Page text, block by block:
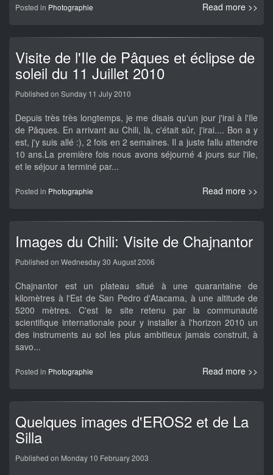
Read more >>
Posted in Photographie
Visite de l'Ile de Pâques et éclipse de
soleil du 11 Juillet 2010
Published on Sunday 11 July 2010
Depuis très très longtemps, je me disais qu'un jour j'irai à l'Ile
de Pâques. En arrivant au Chili, là, c'était sûr, j'irai.... Bon a y
est, j'y suis allé :), 2 fois en 2 semaines. Il a juste fallu attendre
10 ans.La première fois nous avons séjourné 4 jours sur l'ile,
et le séjour a terminé par...
Read more >>
Posted in Photographie
Images du Chili: Visite de Chajnantor
Published on Wednesday 30 August 2006
Chajnantor est un plateau situé à une quarantaine de
kilomètres à l'Est de San Pedro d'Atacama, à une altitude de
5200 mètres. C'est le site retenu par la communauté
scientifique internationale pour y installer à l'horizon 2010 un
des instruments au sol les plus ambitieux jamais construit, à
savo...
Read more >>
Posted in Photographie
Quelques images d'EROS2 et de La
Silla
Published on Monday 10 February 2003